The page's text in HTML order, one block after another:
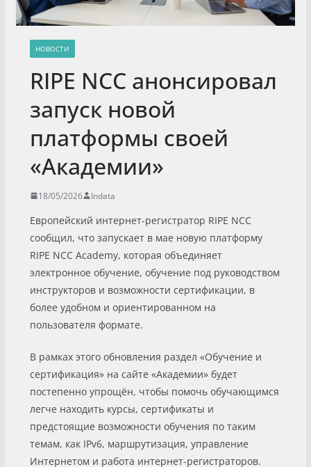
НОВОСТИ
RIPE NCC анонсировал
запуск новой
платформы своей
«Академии»
18/05/2026 Indata
Европейский интернет-регистратор RIPE NCC
сообщил, что запускает в мае новую платформу
RIPE NCC Academy, которая объединяет
электронное обучение, обучение под руководством
инструкторов и возможности сертификации, в
более удобном и ориентированном на
пользователя формате.
В рамках этого обновления раздел «Обучение и
сертификация» на сайте «Академии» будет
постепенно упрощён, чтобы помочь обучающимся
легче находить курсы, сертификаты и
предстоящие возможности обучения по таким
темам, как IPv6, маршрутизация, управление
Интернетом и работа интернет-регистраторов.